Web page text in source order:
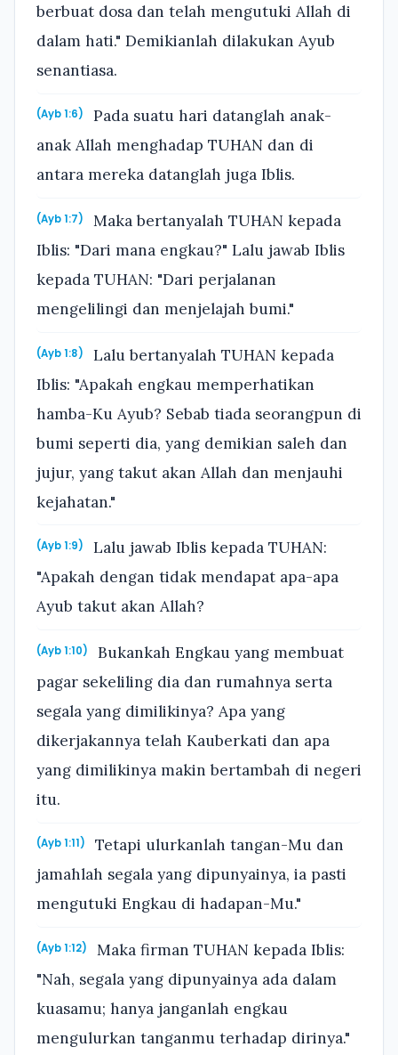
berbuat dosa dan telah mengutuki Allah di
dalam hati." Demikianlah dilakukan Ayub
senantiasa.
(Ayb 1:6)
Pada suatu hari datanglah anak-
anak Allah menghadap TUHAN dan di
antara mereka datanglah juga Iblis.
(Ayb 1:7)
Maka bertanyalah TUHAN kepada
Iblis: "Dari mana engkau?" Lalu jawab Iblis
kepada TUHAN: "Dari perjalanan
mengelilingi dan menjelajah bumi."
(Ayb 1:8)
Lalu bertanyalah TUHAN kepada
Iblis: "Apakah engkau memperhatikan
hamba-Ku Ayub? Sebab tiada seorangpun di
bumi seperti dia, yang demikian saleh dan
jujur, yang takut akan Allah dan menjauhi
kejahatan."
(Ayb 1:9)
Lalu jawab Iblis kepada TUHAN:
"Apakah dengan tidak mendapat apa-apa
Ayub takut akan Allah?
(Ayb 1:10)
Bukankah Engkau yang membuat
pagar sekeliling dia dan rumahnya serta
segala yang dimilikinya? Apa yang
dikerjakannya telah Kauberkati dan apa
yang dimilikinya makin bertambah di negeri
itu.
(Ayb 1:11)
Tetapi ulurkanlah tangan-Mu dan
jamahlah segala yang dipunyainya, ia pasti
mengutuki Engkau di hadapan-Mu."
(Ayb 1:12)
Maka firman TUHAN kepada Iblis:
"Nah, segala yang dipunyainya ada dalam
kuasamu; hanya janganlah engkau
mengulurkan tanganmu terhadap dirinya."